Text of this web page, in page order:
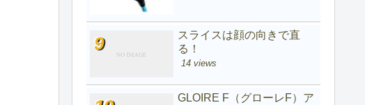
スライスは顔の向きで直
る！
14 views
GLOIRE F（グローレF）ア